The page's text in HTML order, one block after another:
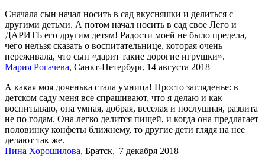
Сначала сын начал носить в сад вкусняшки и делиться с
другими детьми. А потом начал носить в сад свое Лего и
ДАРИТЬ его другим детям! Радости моей не было предела,
чего нельзя сказать о воспитательнице, которая очень
переживала, что сын «дарит такие дорогие игрушки».
Мария Рогачева, Санкт-Петербург, 14 августа 2018
А какая моя доченька стала умница! Просто загляденье: в
детском саду меня все спрашивают, что я делаю и как
воспитываю, она умная, добрая, веселая и послушная, развита
не по годам. Она легко делится пищей, и когда она предлагает
половинку конфеты ближнему, то другие дети глядя на нее
делают так же.
Нина Хорошилова, Братск, 7 декабря 2018